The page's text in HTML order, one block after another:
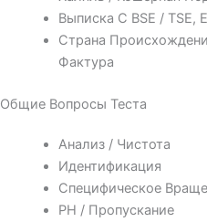
Выписка С BSE / TSE,
Страна
Фактура
Общие Вопросы Теста
Анализ / Чистота
Идентификация
Специфическое
PH / Пропускание